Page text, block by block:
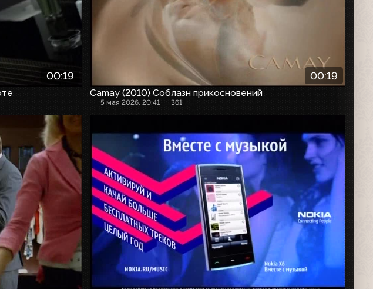
00:19 00:19
Camay (2010) Соблазн прикосновений
5 мая 2026, 20:41 361